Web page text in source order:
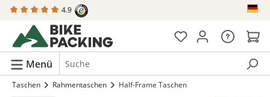
springen 4.9
Menü
Taschen Rahmentaschen Half-Frame Taschen